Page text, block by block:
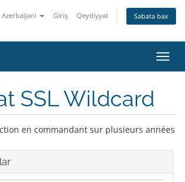
Azerbaijani Giriş Qeydiyyat Səbətə bax
keçid
SSL Wildcard
en commandant sur plusieurs années